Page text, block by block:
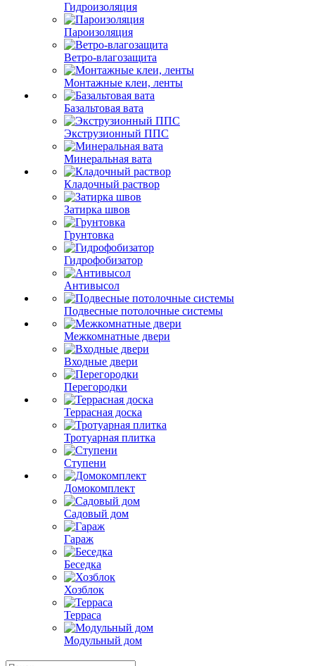
Гидроизоляция
Пароизоляция
Ветро-влагозащита
Монтажные клеи, ленты
Базальтовая вата
Экструзионный ППС
Минеральная вата
Кладочный раствор
Затирка швов
Грунтовка
Гидрофобизатор
Антивысол
Подвесные потолочные системы
Межкомнатные двери
Входные двери
Перегородки
Террасная доска
Тротуарная плитка
Ступени
Домокомплект
Садовый дом
Гараж
Беседка
Хозблок
Терраса
Модульный дом